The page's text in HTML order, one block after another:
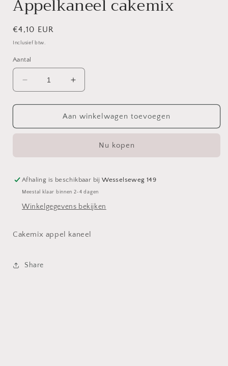
Appelkaneel cakemix
Normale
prijs
€4,10 EUR
Inclusief btw.
Aantal
Aantal
verlagen
voor
Appelkaneel
cakemix
Aantal
verhogen
voor
Appelkaneel
cakemix
Aan winkelwagen toevoegen
Nu kopen
Afhaling is beschikbaar bijWesselseweg 149
Meestal klaar binnen 2-4 dagen
Winkelgegevens bekijken
Cakemix appel kaneel
Share